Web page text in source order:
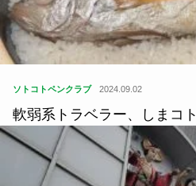
ソトコトペンクラブ 2024.09.02
軟弱系トラベラー、しまコ